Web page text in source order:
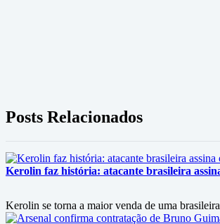
Posts Relacionados
Kerolin faz história: atacante brasileira
Kerolin se torna a maior venda de uma